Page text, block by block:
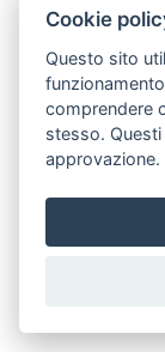
Cookie
Questo sito
comprendere
stesso.
approvazione.